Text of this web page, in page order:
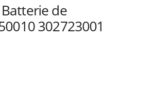
de
302723001